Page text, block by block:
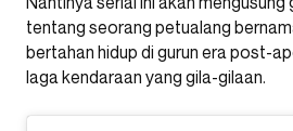
tentang seorang petualang
bertahan hidup di gurun era post-
laga kendaraan yang gila-gilaan.